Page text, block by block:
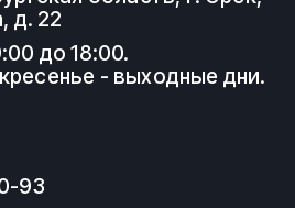
д. 22
до 18:00.
- выходные дни.
93